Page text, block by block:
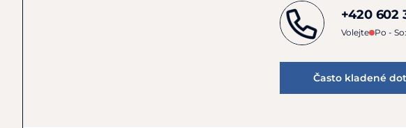
+420 602
Volejte Po -
Často kladené